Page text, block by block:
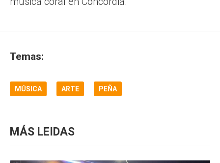
Temas:
MÚSICA ARTE PEÑA
MÁS LEIDAS